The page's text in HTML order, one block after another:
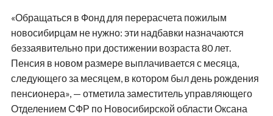
«Обращаться в Фонд для перерасчета пожилым
новосибирцам не нужно: эти надбавки назначаются
беззаявительно при достижении возраста 80 лет.
Пенсия в новом размере выплачивается с месяца,
следующего за месяцем, в котором был день рождения
пенсионера», — отметила заместитель управляющего
Отделением СФР по Новосибирской области Оксана